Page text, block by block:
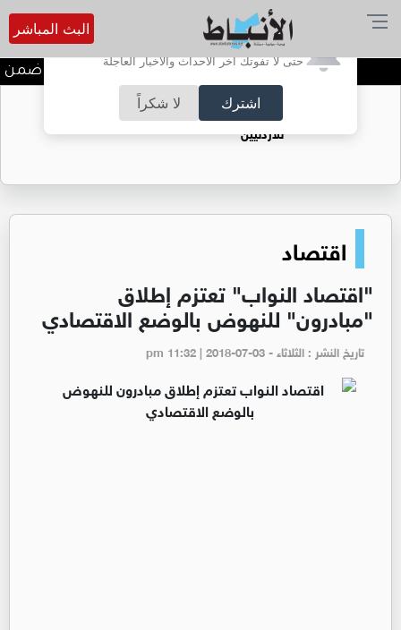
أترغب في تفعيل الإشعارات؟
حتى لا تفوتك آخر الأحداث والأخبار العاجلة
اشترك لا شكراً
البث المباشر
ندوة تعاين التراث الأردني ضمن
حقل الريشة حين يتحول الغاز إلى فرص عمل
للأردنيين
اقتصاد
"اقتصاد النواب" تعتزم إطلاق
"مبادرون" للنهوض بالوضع الاقتصادي
تاريخ النشر : الثلاثاء - pm 11:32 | 2018-07-03